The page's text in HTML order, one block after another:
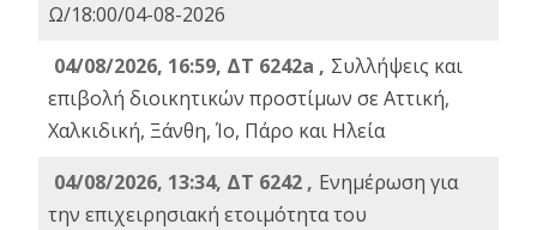
Ω/18:00/04-08-2026
04/08/2026, 16:59, ΔΤ 6242a , Συλλήψεις και
επιβολή διοικητικών προστίμων σε Αττική,
Χαλκιδική, Ξάνθη, Ίο, Πάρο και Ηλεία
04/08/2026, 13:34, ΔΤ 6242 , Ενημέρωση για
την επιχειρησιακή ετοιμότητα του